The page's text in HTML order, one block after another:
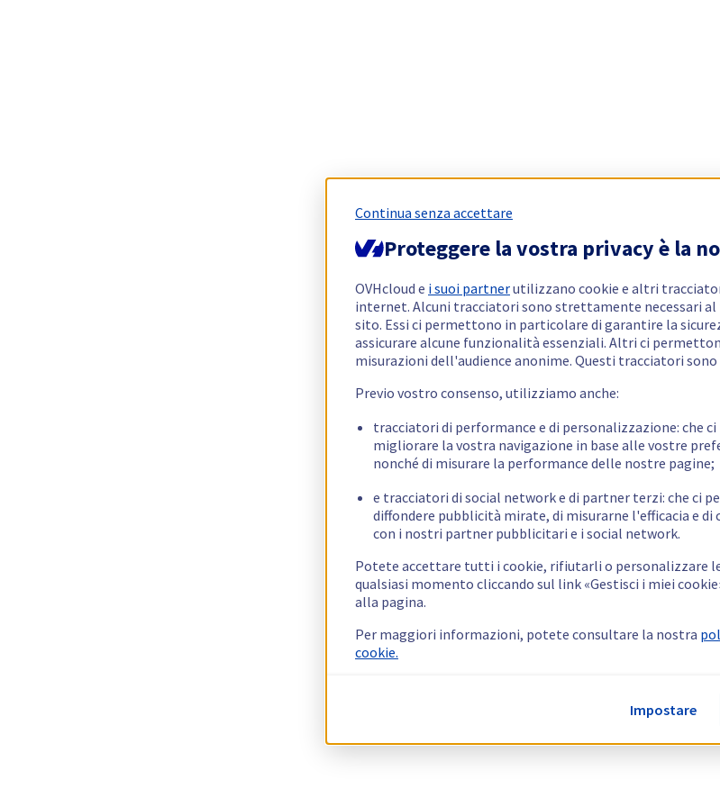
Continua senza accettare
Proteggere la vostra privacy è la
OVHcloud e i suoi partnerutilizzano cookie e altri
internet. Alcuni tracciatori sono strettamente necessari
sito. Essi ci permettono in particolare di garantire la
assicurare alcune funzionalità essenziali. Altri ci
misurazioni dell'audience anonime. Questi tracciatori sono
Previo vostro consenso, utilizziamo anche:
tracciatori di performance e di personalizzazione: che
migliorare la vostra navigazione in base alle vostre
nonché di misurare la performance delle nostre pagine;
e tracciatori di social network e di partner terzi: che ci
diffondere pubblicità mirate, di misurarne l'efficacia e di
con i nostri partner pubblicitari e i social network.
Potete accettare tutti i cookie, rifiutarli o personalizzare
qualsiasi momento cliccando sul link «Gestisci i miei
alla pagina.
Per maggiori informazioni, potete consultare la nostra
cookie.
Impostare